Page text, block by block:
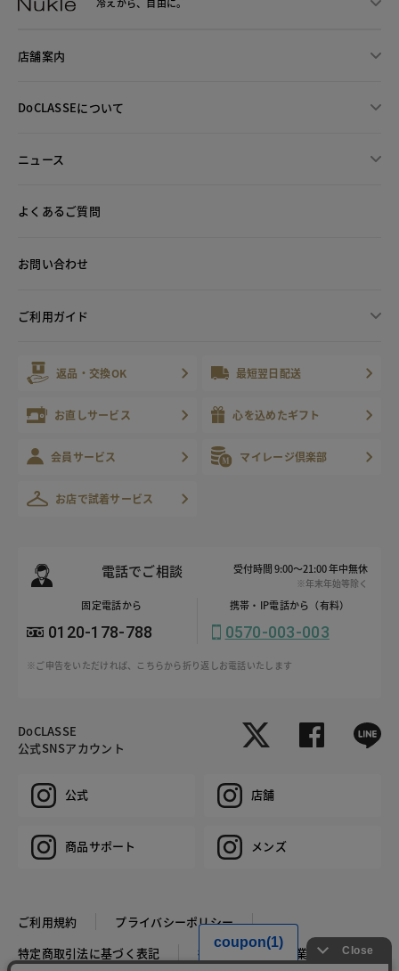
冷えから、 自由に。
店舗案内
DoCLASSEについて
ニュース
よくあるご質問
お問い合わせ
ご利用ガイド
返品・交換OK 最短翌日配送
お直しサービス 心を込めたギフト
会員サービス マイレージ倶楽部
お店で試着サービス
電話でご相談 受付時間 9:00～21:00 年中無休
※年末年始等除く
固定電話から
0120-178-788
携帯・IP電話から（有料）
0570-003-003
※ご申告をいただければ、こちらから折り返しお電話いたします
DoCLASSE
公式SNSアカウント
公式 店舗
商品サポート メンズ
ご利用規約
プライバシーポリシー
特定商取引法に基づく表記
推奨環境 企業情報